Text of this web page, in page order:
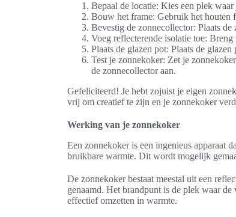
Bepaal de locatie: Kies een plek
Bouw het frame: Gebruik het houten
Bevestig de zonnecollector: Plaats
Voeg reflecterende isolatie toe:
Plaats de glazen pot: Plaats de
Test je zonnekoker: Zet je
de zonnecollector aan.
Gefeliciteerd! Je hebt zojuist je eigen
vrij om creatief te zijn en je zonnekoker
Werking van je zonnekoker
Een zonnekoker is een ingenieus apparaat
bruikbare warmte. Dit wordt mogelijk
De zonnekoker bestaat meestal uit een
genaamd. Het brandpunt is de plek waar
effectief omzetten in warmte.